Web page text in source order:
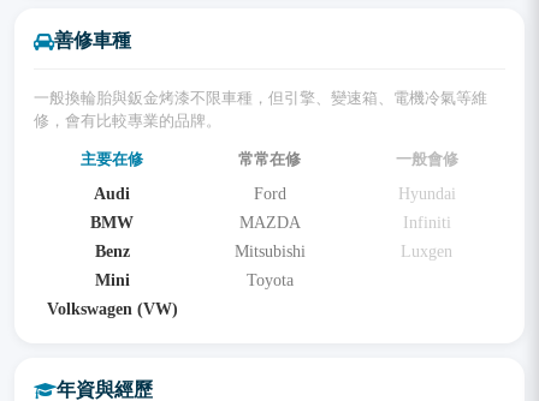
善修車種
一般換輪胎與鈑金烤漆不限車種，但引擎、變速箱、電機冷氣等維
修，會有比較專業的品牌。
主要在修
Audi
BMW
Benz
Mini
Volkswagen (VW)
常常在修
Ford
MAZDA
Mitsubishi
Toyota
一般會修
Hyundai
Infiniti
Luxgen
年資與經歷